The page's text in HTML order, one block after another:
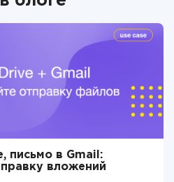
письмо в Gmail:
вложений